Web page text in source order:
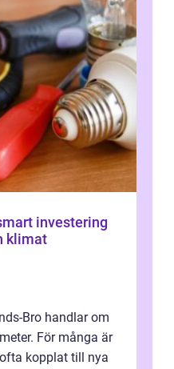
klimat
Bro handlar om
För många är
kopplat till nya